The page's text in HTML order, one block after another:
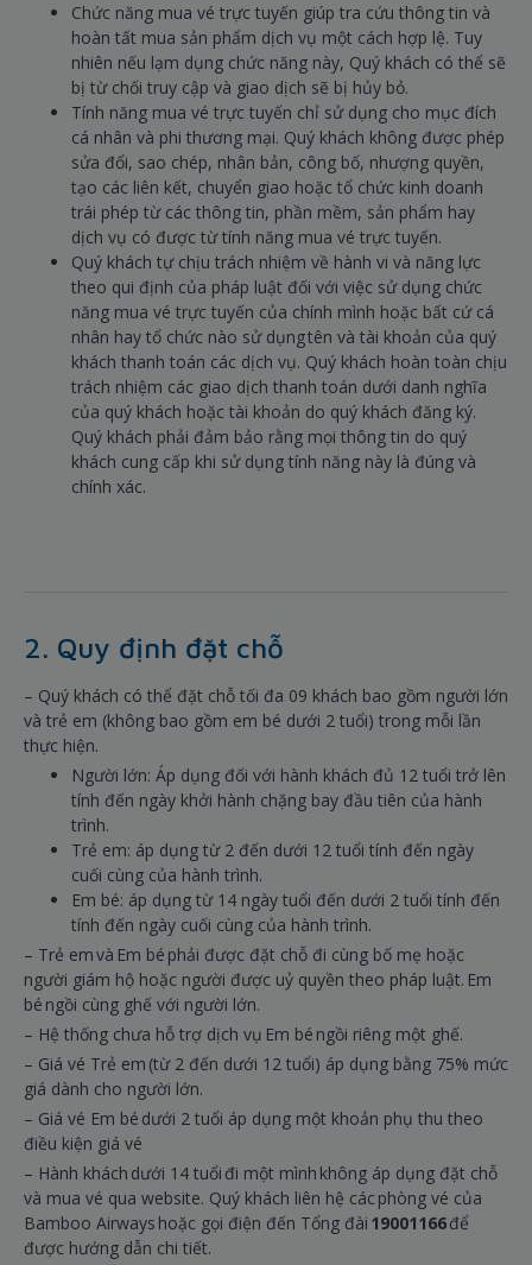
Chức năng mua vé trực tuyến giúp tra cứu thông tin và
hoàn tất mua sản phẩm dịch vụ một cách hợp lệ. Tuy
nhiên nếu lạm dụng chức năng này, Quý khách có thể sẽ
bị từ chối truy cập và giao dịch sẽ bị hủy bỏ.
Tính năng mua vé trực tuyến chỉ sử dụng cho mục đích
cá nhân và phi thương mại. Quý khách không được phép
sửa đổi, sao chép, nhân bản, công bố, nhượng quyền,
tạo các liên kết, chuyển giao hoặc tổ chức kinh doanh
trái phép từ các thông tin, phần mềm, sản phẩm hay
dịch vụ có được từ tính năng mua vé trực tuyến.
Quý khách tự chịu trách nhiệm về hành vi và năng lực
theo qui định của pháp luật đối với việc sử dụng chức
năng mua vé trực tuyến của chính mình hoặc bất cứ cá
nhân hay tổ chức nào sử dụng tên và tài khoản của quý
khách thanh toán các dịch vụ. Quý khách hoàn toàn chịu
trách nhiệm các giao dịch thanh toán dưới danh nghĩa
của quý khách hoặc tài khoản do quý khách đăng ký.
Quý khách phải đảm bảo rằng mọi thông tin do quý
khách cung cấp khi sử dụng tính năng này là đúng và
chính xác.
2. Quy định đặt chỗ
– Quý khách có thể đặt chỗ tối đa 09 khách bao gồm người lớn
và trẻ em (không bao gồm em bé dưới 2 tuổi) trong mỗi lần
thực hiện.
Người lớn: Áp dụng đối với hành khách đủ 12 tuổi trở lên
tính đến ngày khởi hành chặng bay đầu tiên của hành
trình.
Trẻ em: áp dụng từ 2 đến dưới 12 tuổi tính đến ngày
cuối cùng của hành trình.
Em bé: áp dụng từ 14 ngày tuổi đến dưới 2 tuổi tính đến
tính đến ngày cuối cùng của hành trình.
– Trẻ em và Em bé phải được đặt chỗ đi cùng bố mẹ hoặc
người giám hộ hoặc người được uỷ quyền theo pháp luật. Em
bé ngồi cùng ghế với người lớn.
– Hệ thống chưa hỗ trợ dịch vụ Em bé ngồi riêng một ghế.
– Giá vé Trẻ em (từ 2 đến dưới 12 tuổi) áp dụng bằng 75% mức
giá dành cho người lớn.
– Giá vé Em bé dưới 2 tuổi áp dụng một khoản phụ thu theo
điều kiện giá vé
– Hành khách dưới 14 tuổi đi một mình không áp dụng đặt chỗ
và mua vé qua website. Quý khách liên hệ các phòng vé của
Bamboo Airways hoặc gọi điện đến Tổng đài 19001166để
được hướng dẫn chi tiết.